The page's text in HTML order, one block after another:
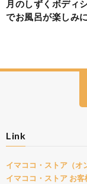
月のしずくボディ
でお風呂が楽しみに
Link
イマココ・ストア（オ
イマココ・ストア お客